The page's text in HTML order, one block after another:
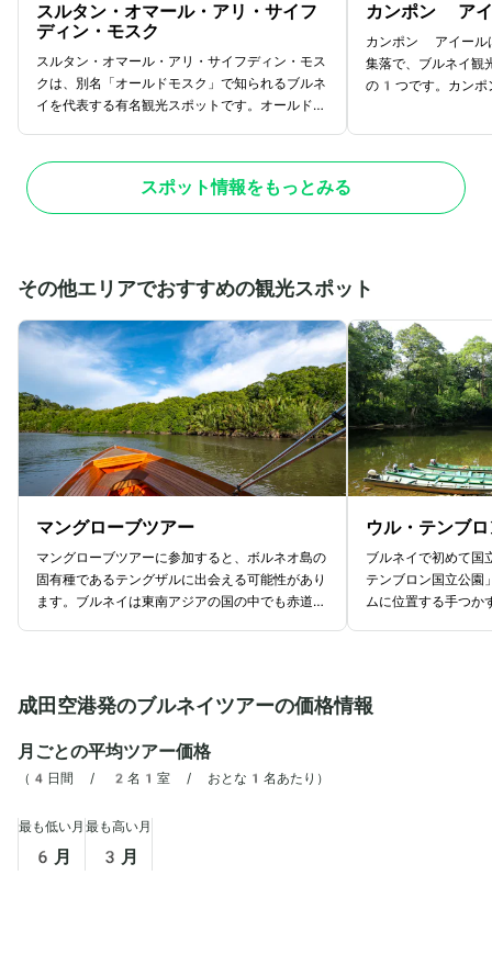
スルタン・オマール・アリ・サイフ
ディン・モスク
スルタン・オマール・アリ・サイフディン・モス
クは、別名「オールドモスク」で知られるブルネ
イを代表する有名観光スポットです。オールドモ
品の建材やインテリアが濃縮されています。外観
は白を基調とし、金色がアクセントになった華や
かな見た目で、夜になると周囲の公園と一緒にラ
船のレプリカが並んでいるので写真スポットとし
ても有名です。
カンポン ア
カンポン アイール
集落で、ブルネイ観
の1つです。カン
いるとされており
の規模を誇るので
す。カンポン アイ
水上ボートの料金は
スポット情報をもっとみる
その他エリアでおすすめの観光スポット
マングローブツアー
マングローブツアーに参加すると、ボルネオ島の
固有種であるテングザルに出会える可能性があり
ます。ブルネイは東南アジアの国の中でも赤道に
でしょう。テングザルは大きな鼻が特徴の動物で
となり、絶滅危惧種に指定されるほどの希少な動
物です。ぜひブルネイに行く際にはツアーに参加
ウル・テンブ
ブルネイで初めて国
テンブロン国立公園
ムに位置する手つか
に多くの生態系が見
成田空港発のブルネイツアーの価格情報
月ごとの平均ツアー価格
（ 4日間 / 2名1室 / おとな1名あたり ）
最も低い月
6 月
最も高い月
3 月